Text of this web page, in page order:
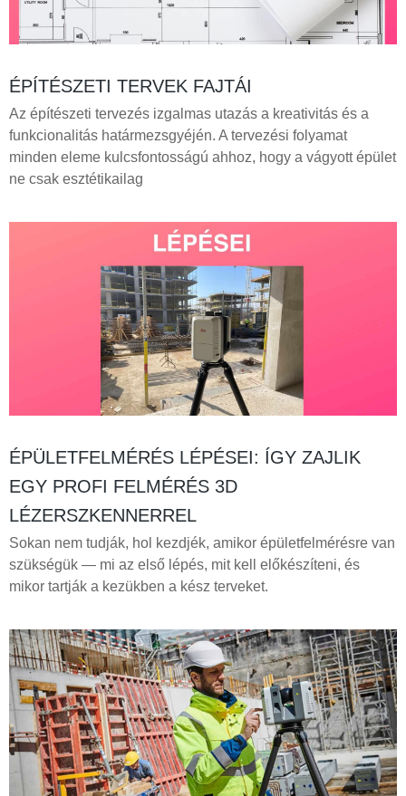
ÉPÍTÉSZETI TERVEK FAJTÁI
Az építészeti tervezés izgalmas utazás a kreativitás és a
funkcionalitás határmezsgyéjén. A tervezési folyamat
minden eleme kulcsfontosságú ahhoz, hogy a vágyott épület
ne csak esztétikailag
ÉPÜLETFELMÉRÉS LÉPÉSEI: ÍGY ZAJLIK
EGY PROFI FELMÉRÉS 3D
LÉZERSZKENNERREL
Sokan nem tudják, hol kezdjék, amikor épületfelmérésre van
szükségük — mi az első lépés, mit kell előkészíteni, és
mikor tartják a kezükben a kész terveket.